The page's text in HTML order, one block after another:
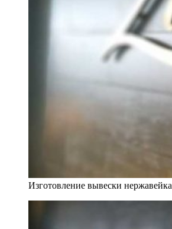
Изготовление вывески нержавейка